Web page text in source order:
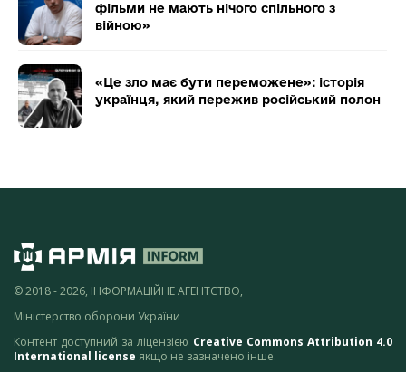
фільми не мають нічого спільного з
війною»
«Це зло має бути переможене»: історія
українця, який пережив російський полон
© 2018 - 2026, ІНФОРМАЦІЙНЕ АГЕНТСТВО,
Міністерство оборони України
Контент доступний за ліцензією Creative Commons Attribution 4.0
International license якщо не зазначено інше.